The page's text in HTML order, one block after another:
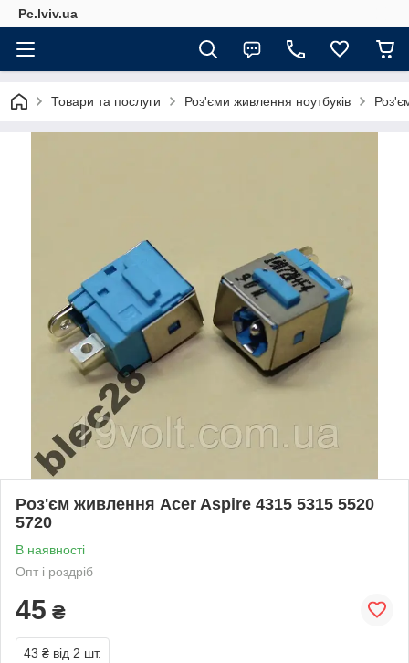
Pc.lviv.ua
Товари та послуги Роз'єми живлення ноутбуків
Роз'єм живлення Acer Aspire 4315 5315 5520
5720
В наявності
Опт і роздріб
45 ₴
43 ₴ від 2 шт.